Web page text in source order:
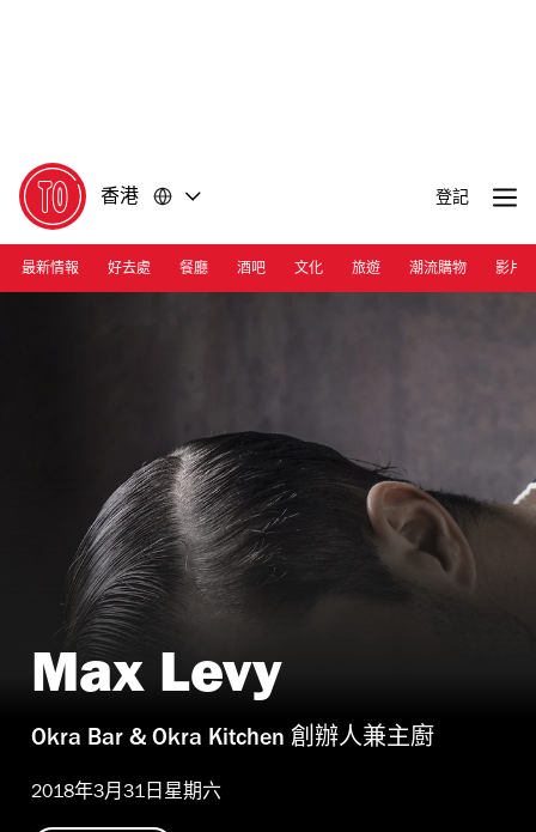
香港 登記
最新情報 好去處 餐廳 酒吧 文化 旅遊 潮流購物 影片
Max Levy
Okra Bar & Okra Kitchen 創辦人兼主廚
2018年3月31日星期六